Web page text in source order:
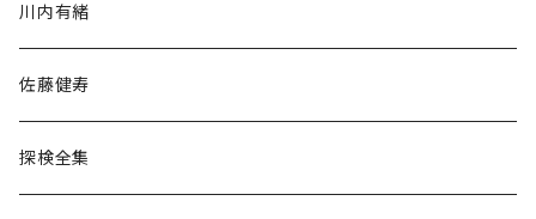
民族・風習
言語・ことば
川内有緒
佐藤健寿
探検全集